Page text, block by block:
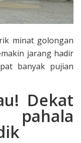
minat golongan
jarang hadir
banyak pujian
Dekat